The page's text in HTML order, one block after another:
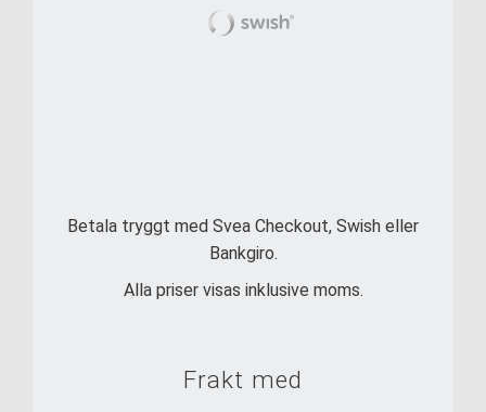
Betala tryggt med Svea Checkout, Swish eller
Bankgiro.
Alla priser visas inklusive moms.
Frakt med